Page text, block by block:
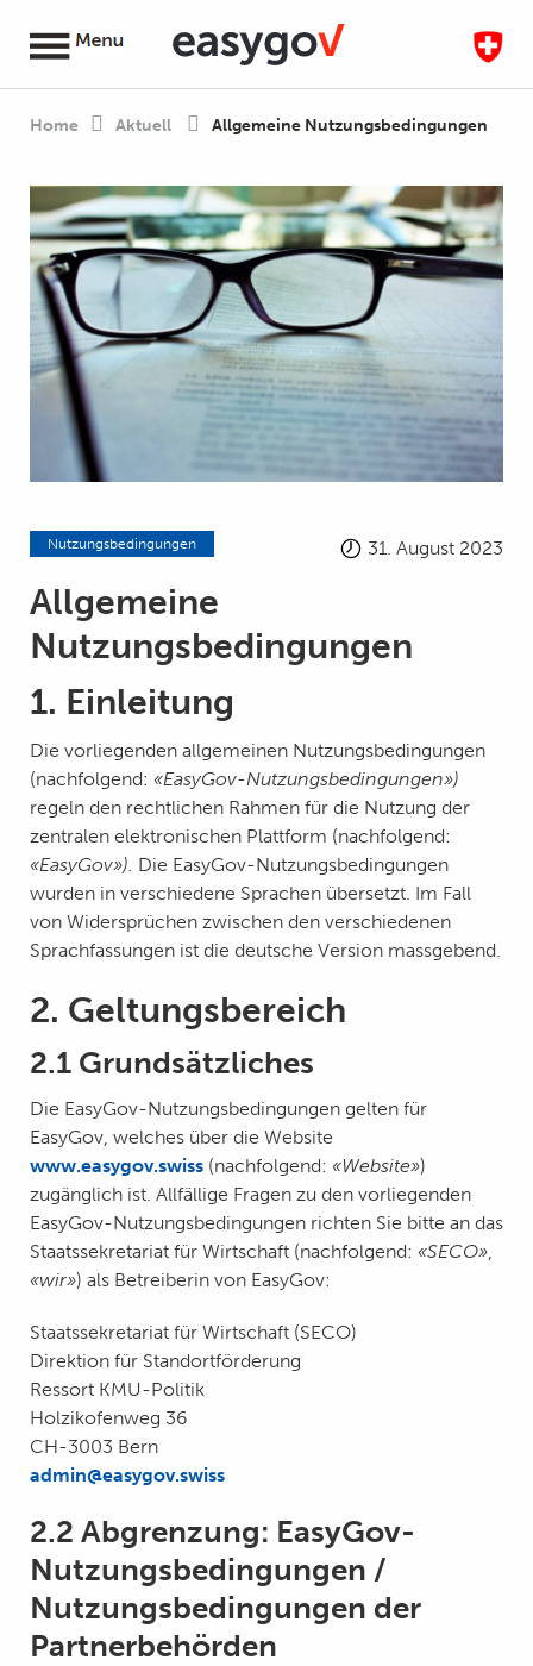
Home Aktuell Allgemeine Nutzungsbedingungen
Nutzungsbedingungen 31. August 2023
Allgemeine
Nutzungsbedingungen
1. Einleitung
Die vorliegenden allgemeinen Nutzungsbedingungen
(nachfolgend: «EasyGov-Nutzungsbedingungen»)
regeln den rechtlichen Rahmen für die Nutzung der
zentralen elektronischen Plattform (nachfolgend:
«EasyGov»). Die EasyGov-Nutzungsbedingungen
wurden in verschiedene Sprachen übersetzt. Im Fall
von Widersprüchen zwischen den verschiedenen
Sprachfassungen ist die deutsche Version massgebend.
2. Geltungsbereich
2.1 Grundsätzliches
Die EasyGov-Nutzungsbedingungen gelten für
EasyGov, welches über die Website
www.easygov.swiss (nachfolgend: «Website»)
zugänglich ist. Allfällige Fragen zu den vorliegenden
EasyGov-Nutzungsbedingungen richten Sie bitte an das
Staatssekretariat für Wirtschaft (nachfolgend: «SECO»
«wir») als Betreiberin von EasyGov:
Staatssekretariat für Wirtschaft (SECO)
Direktion für Standortförderung
Ressort KMU-Politik
Holzikofenweg 36
CH-3003 Bern
admin@easygov.swiss
2.2 Abgrenzung: EasyGov-
Nutzungsbedingungen /
Nutzungsbedingungen der
Partnerbehörden